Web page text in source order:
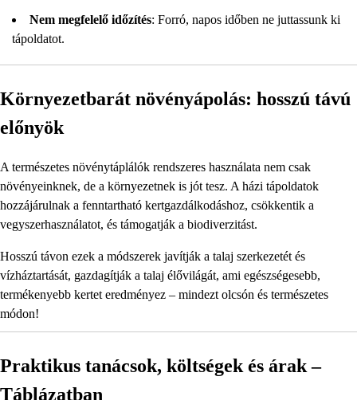
Nem megfelelő időzítés: Forró, napos időben ne juttassunk ki
tápoldatot.
Környezetbarát növényápolás: hosszú távú
előnyök
A természetes növénytáplálók rendszeres használata nem csak
növényeinknek, de a környezetnek is jót tesz. A házi tápoldatok
hozzájárulnak a fenntartható kertgazdálkodáshoz, csökkentik a
vegyszerhasználatot, és támogatják a biodiverzitást.
Hosszú távon ezek a módszerek javítják a talaj szerkezetét és
vízháztartását, gazdagítják a talaj élővilágát, ami egészségesebb,
termékenyebb kertet eredményez – mindezt olcsón és természetes
módon!
Praktikus tanácsok, költségek és árak –
Táblázatban